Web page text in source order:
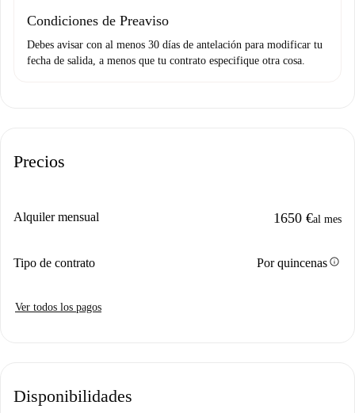
Condiciones de Preaviso
Debes avisar con al menos 30 días de antelación para modificar tu
fecha de salida, a menos que tu contrato especifique otra cosa.
Precios
Alquiler mensual 1650 €al mes
Tipo de contrato Por quincenasinfo
Ver todos los pagos
Disponibilidades